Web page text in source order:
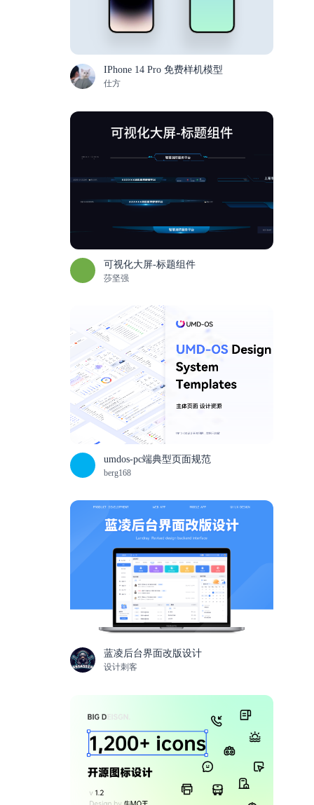
IPhone 14 Pro 免费样机模型
仕方
可视化大屏-标题组件
莎坚强
umdos-pc端典型页面规范
berg168
蓝凌后台界面改版设计
设计刺客